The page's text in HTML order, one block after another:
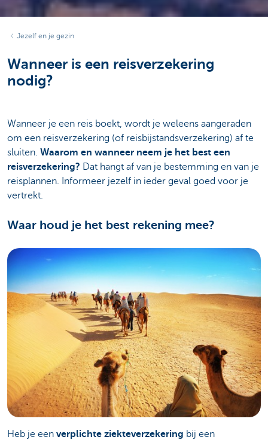
Jezelf en je gezin
Wanneer is een reisverzekering
nodig?
Wanneer je een reis boekt, wordt je weleens aangeraden
om een reisverzekering (of reisbijstandsverzekering) af te
sluiten. Waarom en wanneer neem je het best een
reisverzekering? Dat hangt af van je bestemming en van je
reisplannen. Informeer jezelf in ieder geval goed voor je
vertrekt.
Waar houd je het best rekening mee?
Heb je een verplichte ziekteverzekering bij een